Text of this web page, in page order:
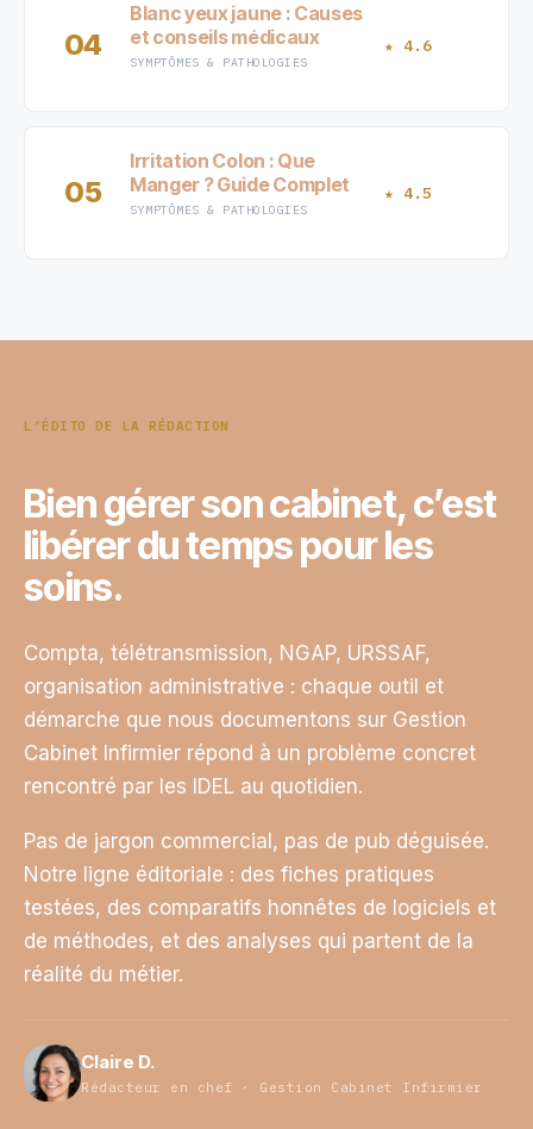
04
Blanc yeux jaune : Causes
et conseils médicaux
SYMPTÔMES & PATHOLOGIES
★ 4.6
05
Irritation Colon : Que
Manger ? Guide Complet
SYMPTÔMES & PATHOLOGIES
★ 4.5
L’ÉDITO DE LA RÉDACTION
Bien gérer son cabinet, c’est
libérer du temps pour les
soins.
Compta, télétransmission, NGAP, URSSAF,
organisation administrative : chaque outil et
démarche que nous documentons sur Gestion
Cabinet Infirmier répond à un problème concret
rencontré par les IDEL au quotidien.
Pas de jargon commercial, pas de pub déguisée.
Notre ligne éditoriale : des fiches pratiques
testées, des comparatifs honnêtes de logiciels et
de méthodes, et des analyses qui partent de la
réalité du métier.
Claire D.
Rédacteur en chef · Gestion Cabinet Infirmier